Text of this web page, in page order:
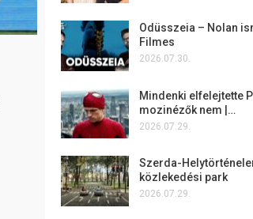
Odüsszeia – Nolan
Filmes
2026.07.30.
Mindenki elfelejtette
mozinézők nem |…
2026.07.29.
Szerda-
közlekedési park
2026.07.29.